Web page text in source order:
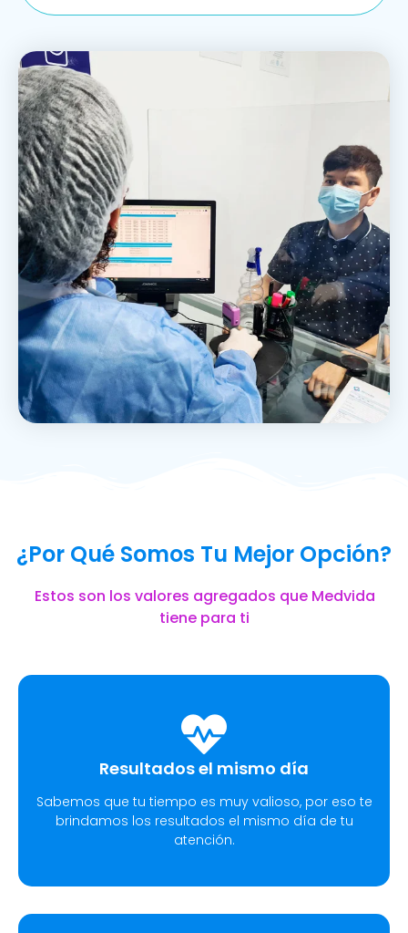
¿Por Qué Somos Tu Mejor Opción?
Estos son los valores agregados que Medvida
tiene para ti
Resultados el mismo día
Sabemos que tu tiempo es muy valioso, por eso te
brindamos los resultados el mismo día de tu
atención.